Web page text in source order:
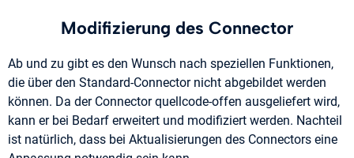
Modifizierung des Connector
Ab und zu gibt es den Wunsch nach speziellen Funktionen,
die über den Standard-Connector nicht abgebildet werden
können. Da der Connector quellcode-offen ausgeliefert wird,
kann er bei Bedarf erweitert und modifiziert werden. Nachteil
ist natürlich, dass bei Aktualisierungen des Connectors eine